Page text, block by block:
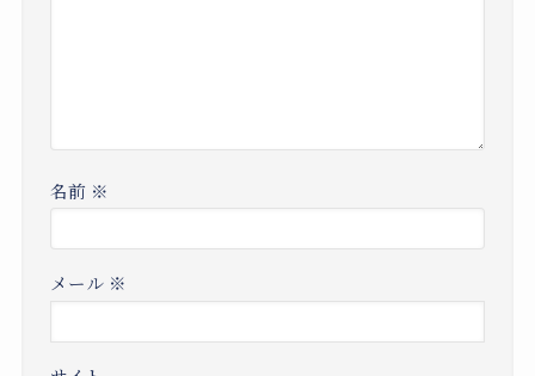
名前 ※
メール ※